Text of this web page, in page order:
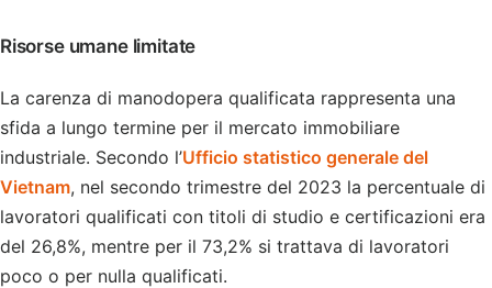
Risorse umane limitate
La carenza di manodopera qualificata rappresenta una
sfida a lungo termine per il mercato immobiliare
industriale. Secondo l’Ufficio statistico generale del
Vietnam, nel secondo trimestre del 2023 la percentuale di
lavoratori qualificati con titoli di studio e certificazioni era
del 26,8%, mentre per il 73,2% si trattava di lavoratori
poco o per nulla qualificati.